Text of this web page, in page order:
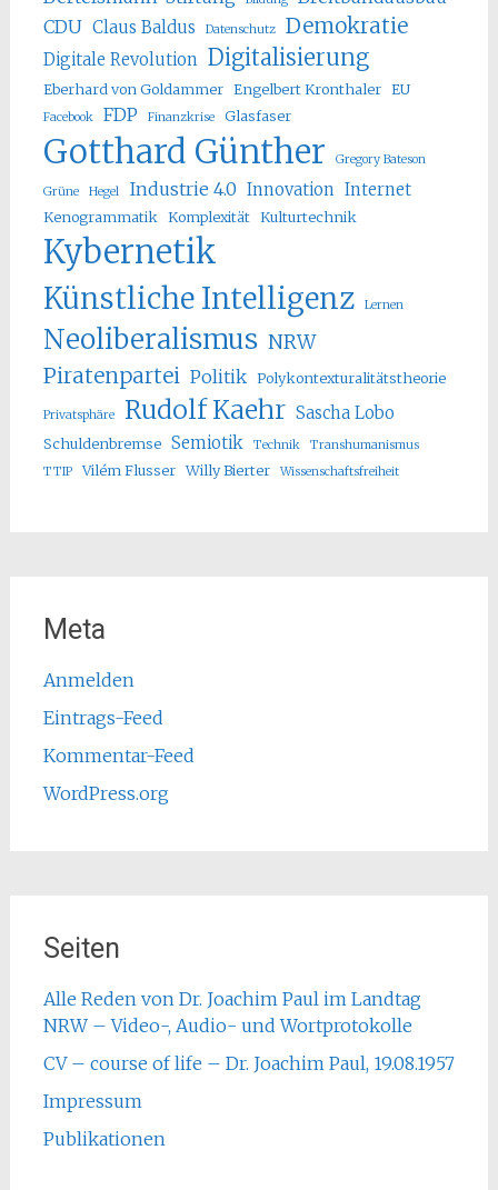
CDU Claus Baldus Datenschutz Demokratie
Digitale Revolution Digitalisierung
Eberhard von Goldammer Engelbert Kronthaler EU
Facebook FDP Finanzkrise Glasfaser
Gotthard Günther Gregory Bateson
Grüne Hegel Industrie 4.0 Innovation Internet
Kenogrammatik Komplexität Kulturtechnik
Kybernetik
Künstliche Intelligenz Lernen
Neoliberalismus NRW
Piratenpartei Politik Polykontexturalitätstheorie
Privatsphäre Rudolf Kaehr Sascha Lobo
Schuldenbremse Semiotik Technik
Transhumanismus
TTIP
Vilém Flusser Willy Bierter Wissenschaftsfreiheit
Meta
Anmelden
Eintrags-Feed
Kommentar-Feed
WordPress.org
Seiten
Alle Reden von Dr. Joachim Paul im Landtag
NRW – Video-, Audio- und Wortprotokolle
CV – course of life – Dr. Joachim Paul, 19.08.1957
Impressum
Publikationen